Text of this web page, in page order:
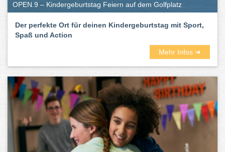
OPEN.9 – Kindergeburtstag Feiern auf dem Golfplatz
Der perfekte Ort für deinen Kindergeburtstag mit Sport,
Spaß und Action
Mehr Infos ➜